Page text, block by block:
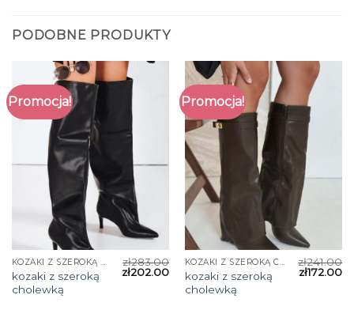
PODOBNE PRODUKTY
Promocja!
KOZAKI Z SZEROKĄ CHOLEWKĄ
kozaki z szeroką
cholewką
zł283.00
zł202.00
Promocja!
KOZAKI Z SZEROKĄ CHOLEWKĄ
kozaki z szeroką
cholewką
zł241.00
zł172.00